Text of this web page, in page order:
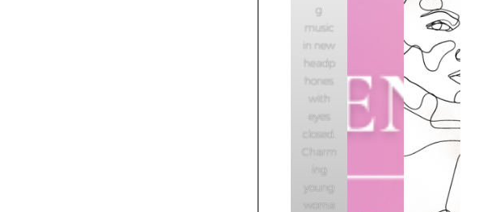
g
music
in new
headp
hones
with
eyes
closed.
Charm
ing
young
woma